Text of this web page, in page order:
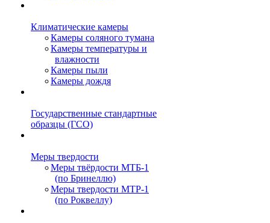
Климатические камеры
Камеры соляного тумана
Камеры температуры и
влажности
Камеры пыли
Камеры дождя
Государственные стандартные
образцы (ГСО)
Меры твердости
Меры твёрдости МТБ-1
(по Бринеллю)
Меры твердости МТР-1
(по Роквеллу)